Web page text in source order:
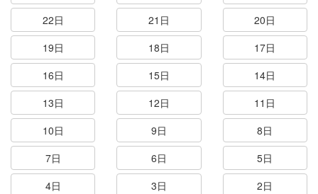
22日
21日
20日
19日
18日
17日
16日
15日
14日
13日
12日
11日
10日
9日
8日
7日
6日
5日
4日
3日
2日